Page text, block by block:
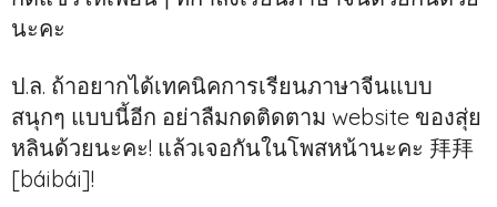
นะคะ
ป.ล. ถ้าอยากได้เทคนิคการเรียนภาษาจีนแบบ
สนุกๆ แบบนี้อีก อย่าลืมกดติดตาม website ของสุ่ย
หลินด้วยนะคะ! แล้วเจอกันในโพสหน้านะคะ 拜拜
[báibái]!